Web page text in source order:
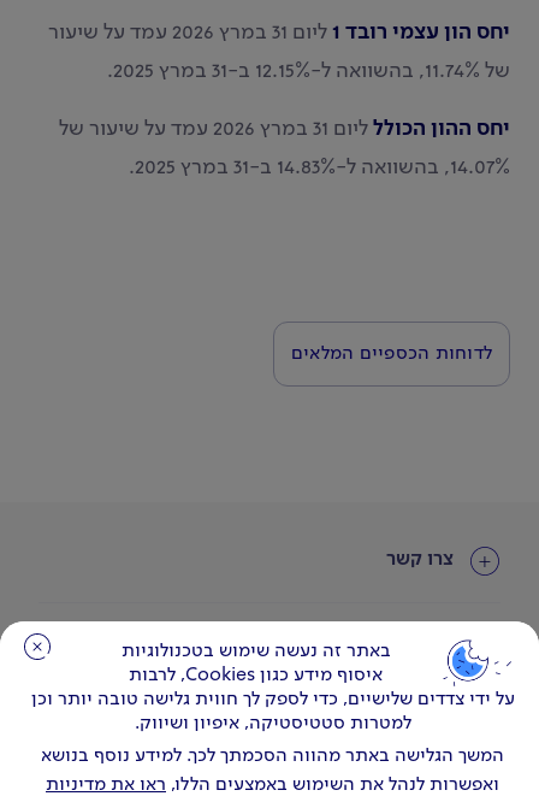
באתר זה נעשה שימוש בטכנולוגיות
איסוף מידע כגון Cookies, לרבות
על ידי צדדים שלישיים, כדי לספק לך חווית גלישה טובה יותר וכן
למטרות סטטיסטיקה, איפיון ושיווק.
המשך הגלישה באתר מהווה הסכמתך לכך. למידע נוסף בנושא
ואפשרות לנהל את השימוש באמצעים הללו, ראו את מדיניות
באתר זה נעשה שימוש בטכנולוגיות
איסוף מידע כגון Cookies, לרבות
על ידי צדדים שלישיים, כדי לספק לך חווית גלישה טובה יותר וכן
למטרות סטטיסטיקה, איפיון ושיווק.
המשך הגלישה באתר מהווה הסכמתך לכך. למידע נוסף בנושא
ואפשרות לנהל את השימוש באמצעים הללו, ראו את מדיניות
יחס הון עצמי רובד 1
ליום 31 במרץ 2026 עמד על שיעור
של 11.74%, בהשוואה ל-12.15% ב-31 במרץ 2025.
יחס ההון הכולל
ליום 31 במרץ 2026 עמד על שיעור של
14.07%, בהשוואה ל-14.83% ב-31 במרץ 2025.
לדוחות הכספיים המלאים
צרו קשר
עוד באתר